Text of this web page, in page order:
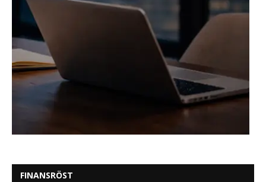
FINANSRÖST